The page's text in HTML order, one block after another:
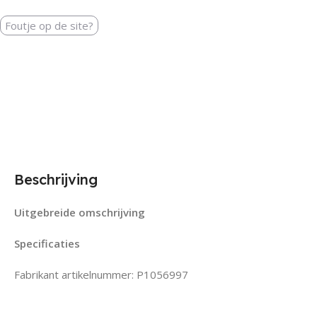
Foutje op de site?
Beschrijving
Uitgebreide omschrijving
Specificaties
Fabrikant artikelnummer: P1056997